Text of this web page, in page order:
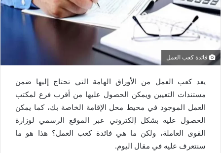
فائدة كعب العمل
يعد كعب العمل من الأوراق الهامة التي تحتاج إليها ضمن
مستندات التعيين ويمكن الحصول عليها من أقرب فرع لمكتب
العمل الموجود في محيط محل الإقامة الخاصة بك، كما يمكن
الحصول عليه بشكل إلكتروني عبر الموقع الرسمي لوزارة
القوى العاملة، ولكن ما هي فائدة كعب العمل؟ هذا هو ما
سنتعرف عليه في مقال اليوم.